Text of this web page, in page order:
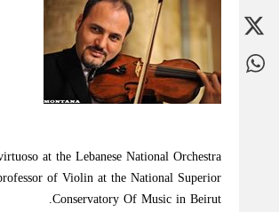
at the Lebanese National Orchestra
of Violin at the National Superior
Conservatory Of Music in Beirut.